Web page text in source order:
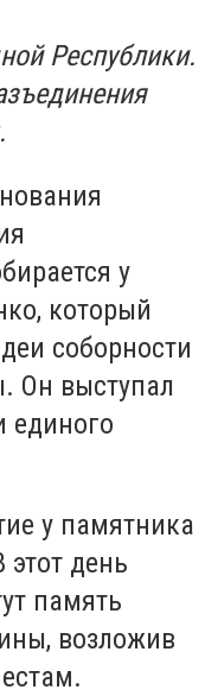
Республики.
у
который
соборности
Он выступал
единого
у памятника
день
память
возложив